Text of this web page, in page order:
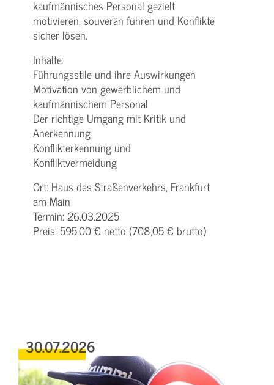
kaufmännisches Personal gezielt
motivieren, souverän führen und Konflikte
sicher lösen.
Inhalte:
Führungsstile und ihre Auswirkungen
Motivation von gewerblichem und
kaufmännischem Personal
Der richtige Umgang mit Kritik und
Anerkennung
Konflikterkennung und
Konfliktvermeidung
Ort: Haus des Straßenverkehrs, Frankfurt
am Main
Termin: 26.03.2025
Preis: 595,00 € netto (708,05 € brutto)
30.07.2026